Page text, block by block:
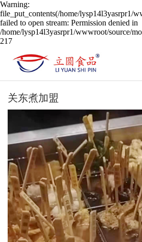
Warning:
file_put_contents(/home/lysp14l3yasrpr1/
failed to open stream: Permission denied in
/home/lysp14l3yasrpr1/wwwroot/source/
217
关东煮加盟